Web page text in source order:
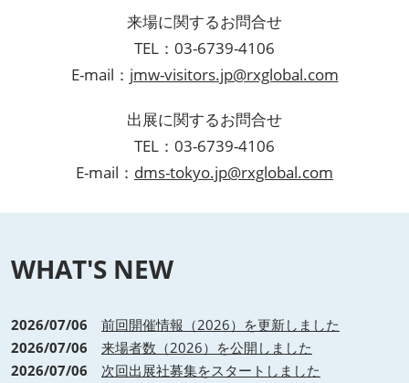
来場に関するお問合せ
TEL：03-6739-4106
E-mail： jmw-visitors.jp@rxglobal.com
出展に関するお問合せ
TEL：03-6739-4106
E-mail： dms-tokyo.jp@rxglobal.com
WHAT'S NEW
2026/07/06 前回開催情報（2026）を更新しました
2026/07/06 来場者数（2026）を公開しました
2026/07/06
次回出展社募集をスタートしました